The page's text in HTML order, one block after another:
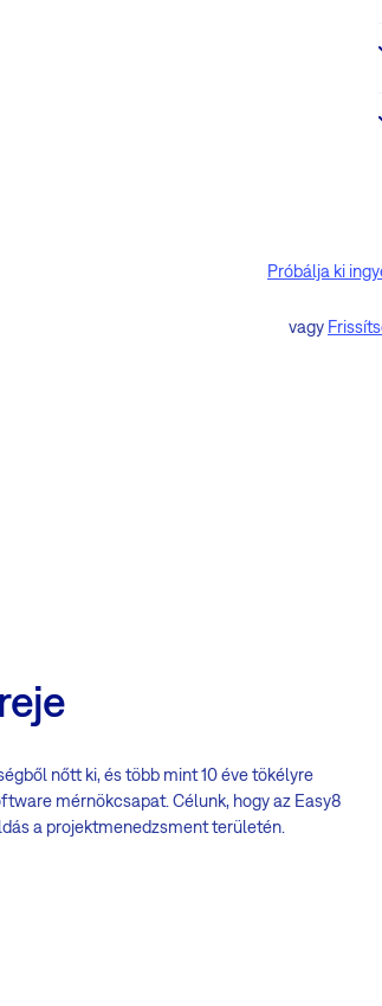
Próbálja ki
vagy
nőtt ki, és több mint 10 éve tökélyre
mérnökcsapat. Célunk, hogy az Easy8
a projektmenedzsment területén.